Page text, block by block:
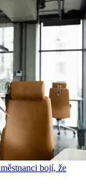
bojí, že